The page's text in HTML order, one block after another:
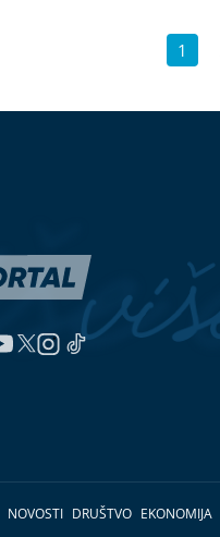
1
NOVOSTI DRUŠTVO EKONOMIJA